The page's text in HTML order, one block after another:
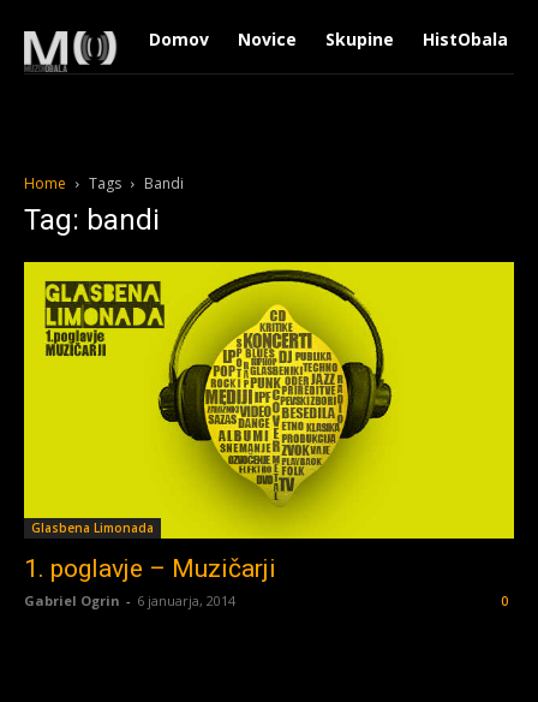
Domov Novice Skupine HistObala
Home Tags Bandi
Tag: bandi
Glasbena Limonada
1. poglavje – Muzičarji
Gabriel Ogrin - 6 januarja, 2014 0